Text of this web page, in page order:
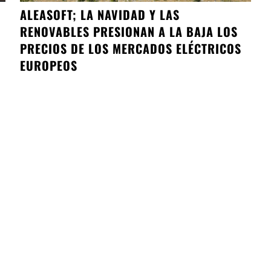
ALEASOFT; LA NAVIDAD Y LAS
RENOVABLES PRESIONAN A LA BAJA LOS
PRECIOS DE LOS MERCADOS ELÉCTRICOS
EUROPEOS